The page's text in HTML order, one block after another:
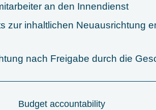
an den Innendienst
zur inhaltlichen Neuausrichtung
nach Freigabe durch die
Budget accountability